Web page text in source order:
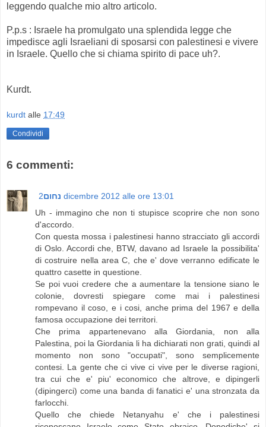
leggendo qualche mio altro articolo.
P.p.s : Israele ha promulgato una splendida legge che
impedisce agli Israeliani di sposarsi con palestinesi e vivere
in Israele. Quello che si chiama spirito di pace uh?.
Kurdt.
kurdt alle 17:49
Condividi
6 commenti:
נחום 2 dicembre 2012 alle ore 13:01
Uh - immagino che non ti stupisce scoprire che non sono
d'accordo.
Con questa mossa i palestinesi hanno stracciato gli accordi
di Oslo. Accordi che, BTW, davano ad Israele la possibilita'
di costruire nella area C, che e' dove verranno edificate le
quattro casette in questione.
Se poi vuoi credere che a aumentare la tensione siano le
colonie, dovresti spiegare come mai i palestinesi
rompevano il coso, e i cosi, anche prima del 1967 e della
famosa occupazione dei territori.
Che prima appartenevano alla Giordania, non alla
Palestina, poi la Giordania li ha dichiarati non grati, quindi al
momento non sono "occupati", sono semplicemente
contesi. La gente che ci vive ci vive per le diverse ragioni,
tra cui che e' piu' economico che altrove, e dipingerli
(dipingerci) come una banda di fanatici e' una stronzata da
farlocchi.
Quello che chiede Netanyahu e' che i palestinesi